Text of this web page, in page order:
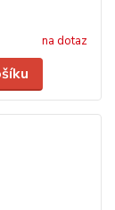
na dotaz